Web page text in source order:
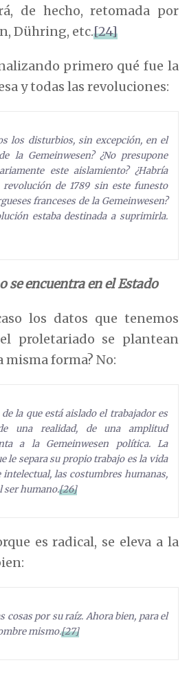
de hecho, retomada por
Dühring, etc.[24]
primero qué fue la
y todas las revoluciones:
los disturbios, sin excepción, en el
la Gemeinwesen? ¿No presupone
este aislamiento? ¿Habría
de 1789 sin este funesto
franceses de la Gemeinwesen?
estaba destinada a suprimirla.
se encuentra en el Estado
los datos que tenemos
proletariado se plantean
misma forma? No:
la que está aislado el trabajador es
una realidad, de una amplitud
a la Gemeinwesen política. La
le separa su propio trabajo es la vida
las costumbres humanas,
ser humano.[26]
es radical, se eleva a la
cosas por su raíz. Ahora bien, para el
mismo.[27]